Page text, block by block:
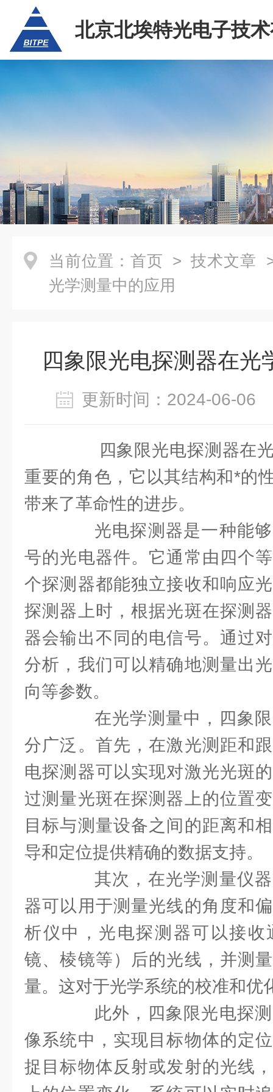
北京北埃特光电子技
任公司
当前位置： 首页 > 技术文章
光学测量中的应用
四象限光电探测器在光
更新时间：2024-06-
四象限光电探测器在光
重要的角色，它以其结构和*的
带来了革命性的进步。
光电探测器是一种能够
号的光电器件。它通常由四个
个探测器都能独立接收和响应
探测器上时，根据光斑在探测
器会输出不同的电信号。通过
分析，我们可以精确地测量出
向等参数。
在光学测量中，四象限
分广泛。首先，在激光测距和
电探测器可以实现对激光光斑
过测量光斑在探测器上的位置
目标与测量设备之间的距离和
导和定位提供精确的数据支持。
其次，在光学测量仪器
器可以用于测量光线的角度和
析仪中，光电探测器可以接收
镜、棱镜等）后的光线，并测
量。这对于光学系统的校准和优
此外，四象限光电探测
像系统中，实现目标物体的定
捉目标物体反射或发射的光线